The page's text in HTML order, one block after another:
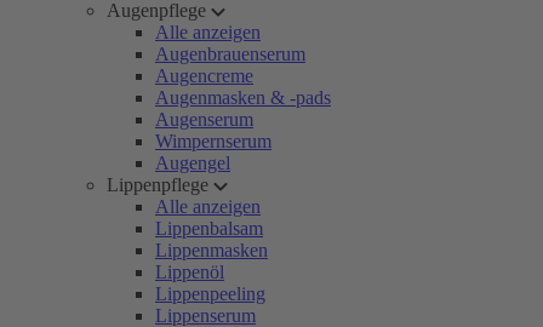
Augenpflege
Alle anzeigen
Augenbrauenserum
Augencreme
Augenmasken & -pads
Augenserum
Wimpernserum
Augengel
Lippenpflege
Alle anzeigen
Lippenbalsam
Lippenmasken
Lippenöl
Lippenpeeling
Lippenserum